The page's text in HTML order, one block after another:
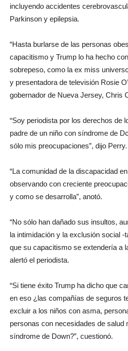
incluyendo accidentes
Parkinson y epilepsia.
“Hasta burlarse de las personas
capacitismo y Trump lo ha hecho
sobrepeso, como la ex miss
y presentadora de televisión Rosie
gobernador de Nueva Jersey, Chris
“Soy periodista por los derechos de
padre de un niño con síndrome de
sólo mis preocupaciones”, dijo Perry.
“La comunidad de la discapacidad
observando con creciente
y como se desarrolla”, anotó.
“No sólo han dañado sus insultos,
la intimidación y la exclusión social -
que su capacitismo se extendería a
alertó el periodista.
“Si tiene éxito Trump ha dicho que
en eso ¿las compañías de seguros
excluir a los niños con asma,
personas con necesidades de salud
síndrome de Down?”, cuestionó.